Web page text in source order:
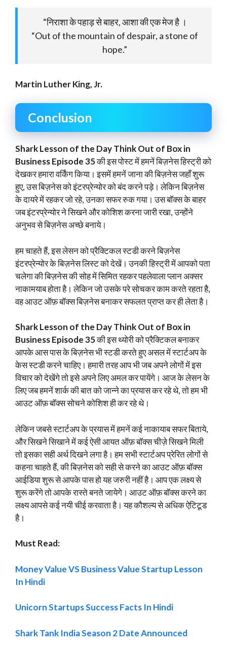
“निराशा के पहाड़ से बाहर, आशा की एक मेज है ।
“Out of the mountain of despair, a stone of
hope.”
Martin Luther King, Jr.
Conclusion
Shark Lesson of the Day Think Out of Box in
Business Episode 35की इस पोस्ट में हमनें बिज़नेस हिस्ट्री को
देखकर हमारा वर्किंग किया। इसमें हमनें जाना की बिज़नेस जहाँ शुरू
हुए, उस बिज़नेस को इंटरप्रेन्योर को बंद करने पड़े। लेकिन बिज़नेस
के दायरे में रहकर जो रहे, उनका सफर रुक गया। उस बॉक्स के बाहर
जब इंटरप्रेन्योर ने सिखने और कोशिश करना जारी रखा, उन्होंने
अनुभव से बिज़नेस अच्छे बनाये।
हम चाहते हैं, इस लेसन को प्रैक्टिकल स्टडी करने बिज़नेस
इंटरप्रेन्योर के बिज़नेस लिस्ट को देखें। उनकी हिस्ट्री में आपको पता
चलेगा की बिज़नेस की सोह में सिमित रहकर पहलेवाला प्लान अक्सर
नाकामयाब होता है। लेकिन जो उसके परे सोचकर काम करते रहता है,
वह आउट ऑफ़ बॉक्स बिज़नेस बनाकर सफलत प्राप्त कर ही लेता है।
Shark Lesson of the Day Think Out of Box in
Business Episode 35की इस थ्योरी को प्रैक्टिकल बनाकर
आपके आस पास के बिज़नेस भी स्टडी करते हुए असल में स्टार्टअप के
केस स्टडी करने चाहिए। हमारी तरह आप भी जब अपने लोगों में इस
विचार को देखेंगे तो इसे अपने लिए अमल कर पायेंगे। आज के लेसन के
लिए जब हमनें शार्क की बात को जान्ने का प्रयास कर रहे थे, तो हम भी
आउट ऑफ़ बॉक्स सोचने कोशिश ही कर रहे थे।
लेकिन जबसे स्टार्टअप के प्रयास में हमनें कई नाकायाब सफर बिताये,
और सिखने सिखाने में कई ऐसी आयत ऑफ़ बॉक्स चीज़े सिखने मिली
तो इसका सही अर्थ दिखने लगा है। हम सभी स्टार्टअप प्रेरित लोगों से
कहना चाहते हैं, की बिज़नेस को सही से करने का आउट ऑफ़ बॉक्स
आईडिया शुरू से आपके पास हो यह जरुरी नहीं है। आप एक लक्ष्य से
शुरू करेंगे तो आपके रास्ते बनते जायेगे। आउट ऑफ़ बॉक्स करने का
लक्ष्य आपसे कई नयी चीई करवाता है। यह कौशल्य से अधिक ऐटिटूड
है।
Must Read:
Money Value VS Business Value Startup Lesson
In Hindi
Unicorn Startups Success Facts In Hindi
Shark Tank India Season 2 Date Announced